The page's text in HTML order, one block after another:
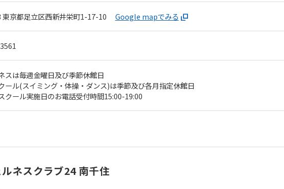
東京都足立区西新井栄町1-17-10 Google mapでみる
スは毎週金曜日及び季節休館日
ール(スイミング・体操・ダンス)は季節及び各月指定休館日
クール実施日のお電話受付時間15:00-19:00
ネスクラブ24 南千住
For foreigners
Central Sports official website is
automatic translation) to return to
However, if you use an automatic
translation service, the Japanese